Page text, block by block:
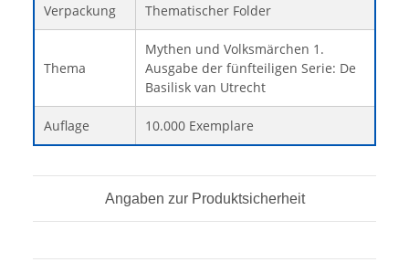
Verpackung Thematischer Folder
Thema
Mythen und Volksmärchen 1.
Ausgabe der fünfteiligen Serie: De
Basilisk van Utrecht
Auflage 10.000 Exemplare
Angaben zur Produktsicherheit